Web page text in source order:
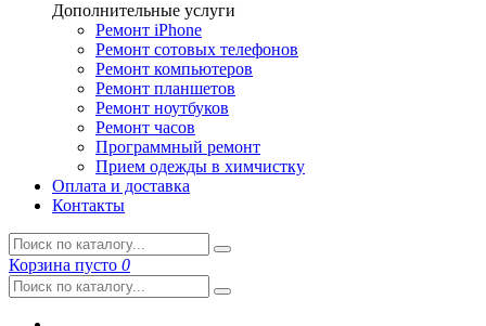
Дополнительные услуги
Ремонт iPhone
Ремонт сотовых телефонов
Ремонт компьютеров
Ремонт планшетов
Ремонт ноутбуков
Ремонт часов
Программный ремонт
Прием одежды в химчистку
Оплата и доставка
Контакты
Корзина пусто 0